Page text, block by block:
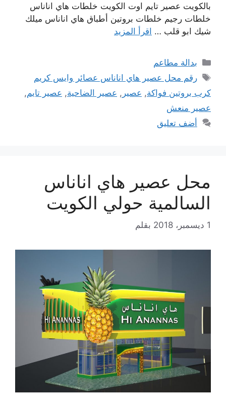
بالكويت عصير تايم اوت الكويت خلطات هاي اناناس
خلطات رجيم خلطات بروتين أطباق هاي اناناس ميلك
شيك ابو قلب … اقرأ المزيد
التصنيفات
بدالة مطاعم
الوسوم
رقم محل عصير هاي اناناس عصائر وايس كريم
كرب بروتين فواكة, عصير , عصير الضاحية, عصير تايم,
عصير منعش
أضف تعليق
محل عصير هاي اناناس
السالمية حولي الكويت
1 ديسمبر، 2018 بقلم